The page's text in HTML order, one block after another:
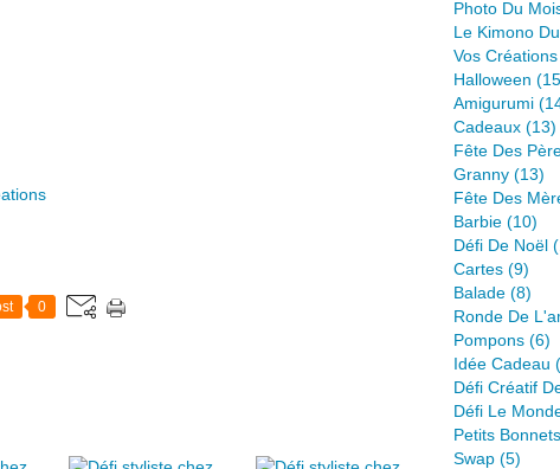
0
Photo Du
Le Kimono
Vos Créations
Halloween
Amigurumi
Cadeaux (13)
Fête Des
Granny (13)
Fête Des
Barbie (10)
Défi De Noël
Cartes (9)
Balade (8)
Ronde De
Pompons (6)
Idée Cadeau
Défi Créatif
Défi Le
Petits Bonnets
Swap (5)